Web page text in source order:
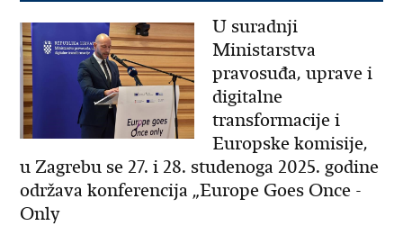
U suradnji
Ministarstva
pravosuđa, uprave i
digitalne
transformacije i
Europske komisije,
u Zagrebu se 27. i 28. studenoga 2025. godine
održava konferencija „Europe Goes Once -
Only